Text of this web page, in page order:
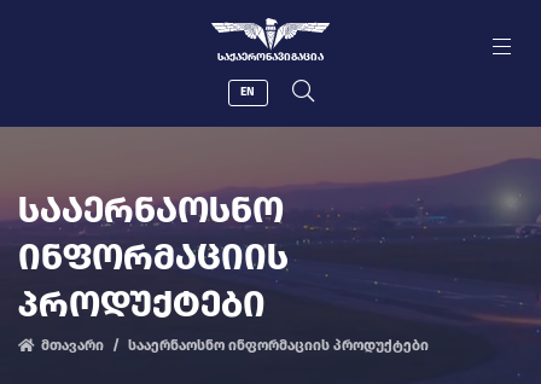
ᲡᲐᲥᲐᲔᲠᲝᲜᲐᲕᲘᲒᲐᲪᲘᲐ
EN
ᲡᲐᲐᲔᲠᲜᲐᲝᲡᲜᲝ
ᲘᲜᲤᲝᲠᲛᲐᲪᲘᲘᲡ
ᲞᲠᲝᲓᲣᲥᲢᲔᲑᲘ
მთავარი სააერნაოსნო ინფორმაციის პროდუქტები